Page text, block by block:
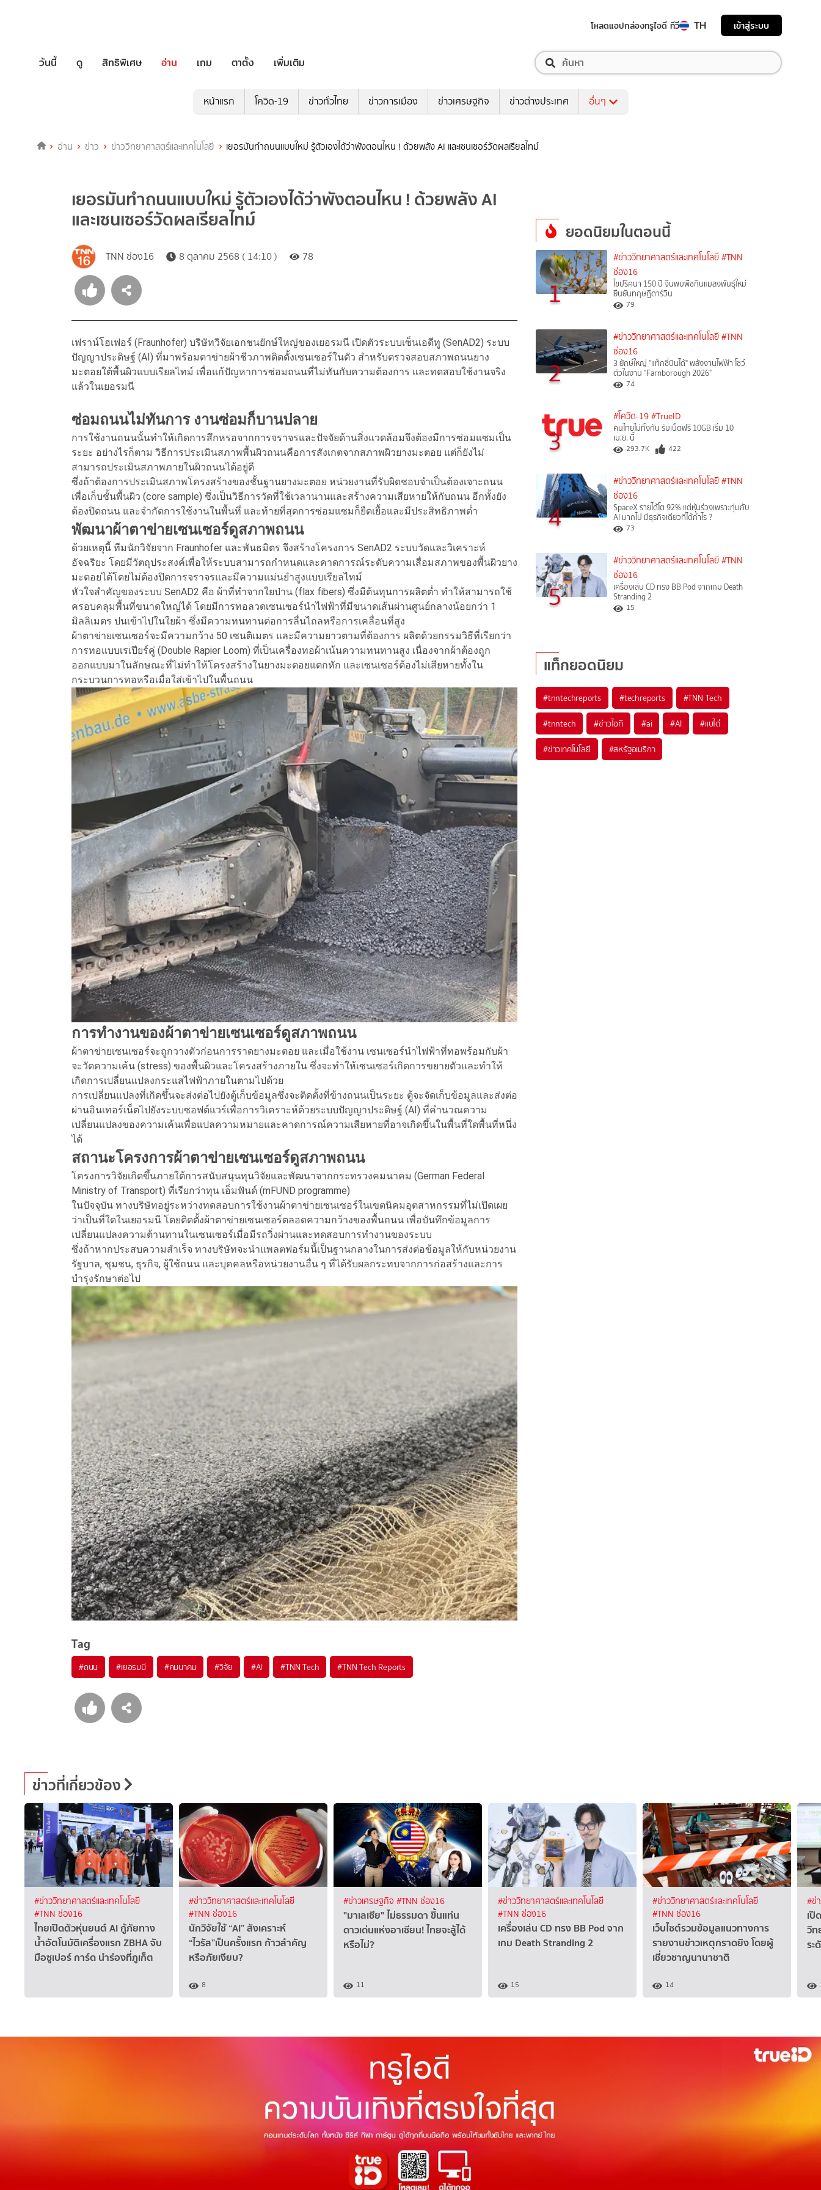
โหลดแอปกล่องทรูไอดี ทีวี TH เข้าสู่ระบบ
วันนี้ ดู สิทธิพิเศษ อ่าน เกม ตาตั้ง เพิ่มเติม
หน้าแรก โควิด-19 ข่าวทั่วไทย ข่าวการเมือง ข่าวเศรษฐกิจ ข่าวต่างประเทศ อื่นๆ
อ่าน ข่าว ข่าววิทยาศาสตร์และเทคโนโลยี เยอรมันทำถนนแบบใหม่ รู้ตัวเองได้ว่าพังตอนไหน ! ด้วยพลัง AI และเซนเซอร์วัดผลเรียลไทม์
เยอรมันทำถนนแบบใหม่ รู้ตัวเองได้ว่าพังตอนไหน ! ด้วยพลัง AI
และเซนเซอร์วัดผลเรียลไทม์
TNN ช่อง16 8 ตุลาคม 2568 ( 14:10 ) 78
เฟราน์โฮเฟอร์ (Fraunhofer) บริษัทวิจัยเอกชนยักษ์ใหญ่ของเยอรมนี เปิดตัวระบบเซ็นเอดีทู (SenAD2) ระบบ
ปัญญาประดิษฐ์ (AI) ที่มาพร้อมตาข่ายผ้าชีวภาพติดตั้งเซนเซอร์ในตัว สำหรับตรวจสอบสภาพถนนยาง
มะตอยใต้พื้นผิวแบบเรียลไทม์ เพื่อแก้ปัญหาการซ่อมถนนที่ไม่ทันกับความต้องการ และทดสอบใช้งานจริง
แล้วในเยอรมนี
ซ่อมถนนไม่ทันการ งานซ่อมก็บานปลาย
การใช้งานถนนนั้นทำให้เกิดการสึกหรอจากการจราจรและปัจจัยด้านสิ่งแวดล้อมจึงต้องมีการซ่อมแซมเป็น
ระยะ อย่างไรก็ตาม วิธีการประเมินสภาพพื้นผิวถนนคือการสังเกตจากสภาพผิวยางมะตอย แต่ก็ยังไม่
สามารถประเมินสภาพภายในผิวถนนได้อยู่ดี
ซึ่งถ้าต้องการประเมินสภาพโครงสร้างของชั้นฐานยางมะตอย หน่วยงานที่รับผิดชอบจำเป็นต้องเจาะถนน
เพื่อเก็บชั้นพื้นผิว (core sample) ซึ่งเป็นวิธีการวัดที่ใช้เวลานานและสร้างความเสียหายให้กับถนน อีกทั้งยัง
ต้องปิดถนน และจำกัดการใช้งานในพื้นที่ และท้ายที่สุดการซ่อมแซมก็ยืดเยื้อและมีประสิทธิภาพต่ำ
พัฒนาผ้าตาข่ายเซนเซอร์ดูสภาพถนน
ด้วยเหตุนี้ ทีมนักวิจัยจาก Fraunhofer และพันธมิตร จึงสร้างโครงการ SenAD2 ระบบวัดและวิเคราะห์
อัจฉริยะ โดยมีวัตถุประสงค์เพื่อให้ระบบสามารถกำหนดและคาดการณ์ระดับความเสื่อมสภาพของพื้นผิวยาง
มะตอยได้โดยไม่ต้องปิดการจราจรและมีความแม่นยำสูงแบบเรียลไทม์
หัวใจสำคัญของระบบ SenAD2 คือ ผ้าที่ทำจากใยป่าน (flax fibers) ซึ่งมีต้นทุนการผลิตต่ำ ทำให้สามารถใช้
ครอบคลุมพื้นที่ขนาดใหญ่ได้ โดยมีการทอลวดเซนเซอร์นำไฟฟ้าที่มีขนาดเส้นผ่านศูนย์กลางน้อยกว่า 1
มิลลิเมตร ปนเข้าไปในใยผ้า ซึ่งมีความทนทานต่อการลื่นไถลหรือการเคลื่อนที่สูง
ผ้าตาข่ายเซนเซอร์จะมีความกว้าง 50 เซนติเมตร และมีความยาวตามที่ต้องการ ผลิตด้วยกรรมวิธีที่เรียกว่า
การทอแบบเรเปียร์คู่ (Double Rapier Loom) ที่เป็นเครื่องทอผ้าเน้นความทนทานสูง เนื่องจากผ้าต้องถูก
ออกแบบมาในลักษณะที่ไม่ทำให้โครงสร้างในยางมะตอยแตกหัก และเซนเซอร์ต้องไม่เสียหายทั้งใน
กระบวนการทอหรือเมื่อใส่เข้าไปในพื้นถนน
การทำงานของผ้าตาข่ายเซนเซอร์ดูสภาพถนน
ผ้าตาข่ายเซนเซอร์จะถูกวางตัวก่อนการราดยางมะตอย และเมื่อใช้งาน เซนเซอร์นำไฟฟ้าที่ทอพร้อมกับผ้า
จะวัดความเค้น (stress) ของพื้นผิวและโครงสร้างภายใน ซึ่งจะทำให้เซนเซอร์เกิดการขยายตัวและทำให้
เกิดการเปลี่ยนแปลงกระแสไฟฟ้าภายในตามไปด้วย
การเปลี่ยนแปลงที่เกิดขึ้นจะส่งต่อไปยังตู้เก็บข้อมูลซึ่งจะติดตั้งที่ข้างถนนเป็นระยะ ตู้จะจัดเก็บข้อมูลและส่งต่อ
ผ่านอินเทอร์เน็ตไปยังระบบซอฟต์แวร์เพื่อการวิเคราะห์ด้วยระบบปัญญาประดิษฐ์ (AI) ที่คำนวณความ
เปลี่ยนแปลงของความเค้นเพื่อแปลความหมายและคาดการณ์ความเสียหายที่อาจเกิดขึ้นในพื้นที่ใดพื้นที่หนึ่ง
ได้
สถานะโครงการผ้าตาข่ายเซนเซอร์ดูสภาพถนน
โครงการวิจัยเกิดขึ้นภายใต้การสนับสนุนทุนวิจัยและพัฒนาจากกระทรวงคมนาคม (German Federal
Ministry of Transport) ที่เรียกว่าทุน เอ็มฟันด์ (mFUND programme)
ในปัจจุบัน ทางบริษัทอยู่ระหว่างทดสอบการใช้งานผ้าตาข่ายเซนเซอร์ในเขตนิคมอุตสาหกรรมที่ไม่เปิดเผย
ว่าเป็นที่ใดในเยอรมนี โดยติดตั้งผ้าตาข่ายเซนเซอร์ตลอดความกว้างของพื้นถนน เพื่อบันทึกข้อมูลการ
เปลี่ยนแปลงความต้านทานในเซนเซอร์เมื่อมีรถวิ่งผ่านและทดสอบการทำงานของระบบ
ซึ่งถ้าหากประสบความสำเร็จ ทางบริษัทจะนำแพลตฟอร์มนี้เป็นฐานกลางในการส่งต่อข้อมูลให้กับหน่วยงาน
รัฐบาล, ชุมชน, ธุรกิจ, ผู้ใช้ถนน และบุคคลหรือหน่วยงานอื่น ๆ ที่ได้รับผลกระทบจากการก่อสร้างและการ
บำรุงรักษาต่อไป
Tag
#ถนน #เยอรมนี #คมนาคม #วิจัย #AI #TNN Tech #TNN Tech Reports
ยอดนิยมในตอนนี้
1
#ข่าววิทยาศาสตร์และเทคโนโลยี #TNN
ช่อง16
ไขปริศนา 150 ปี จีนพบพืชกินแมลงพันธุ์ใหม่
ยืนยันทฤษฎีดาร์วิน
79
2
#ข่าววิทยาศาสตร์และเทคโนโลยี #TNN
ช่อง16
3 ยักษ์ใหญ่ "แท็กซี่บินได้" พลังงานไฟฟ้า โชว์
ตัวในงาน "Farnborough 2026"
74
3
#โควิด-19 #TrueID
คนไทยไม่ทิ้งกัน รับเน็ตฟรี 10GB เริ่ม 10
เม.ย. นี้
293.7K 422
4
#ข่าววิทยาศาสตร์และเทคโนโลยี #TNN
ช่อง16
SpaceX รายได้โต 92% แต่หุ้นร่วงเพราะทุ่มกับ
AI มากไป มีธุรกิจเดียวที่ได้กำไร ?
73
5
#ข่าววิทยาศาสตร์และเทคโนโลยี #TNN
ช่อง16
เครื่องเล่น CD ทรง BB Pod จากเกม Death
Stranding 2
15
แท็กยอดนิยม
#tnntechreports #techreports #TNN Tech
#tnntech #ข่าวไอที #ai #AI #แบไต๋
#ข่าวเทคโนโลยี #สหรัฐอเมริกา
ข่าวที่เกี่ยวข้อง
#ข่าววิทยาศาสตร์และเทคโนโลยี
#TNN ช่อง16
ไทยเปิดตัวหุ่นยนต์ AI กู้ภัยทาง
น้ำอัตโนมัติเครื่องแรก ZBHA จับ
มือซูเปอร์ การ์ด นำร่องที่ภูเก็ต
#ข่าววิทยาศาสตร์และเทคโนโลยี
#TNN ช่อง16
นักวิจัยใช้ “AI” สังเคราะห์
“ไวรัส”เป็นครั้งแรก ก้าวสำคัญ
หรือภัยเงียบ?
8
#ข่าวเศรษฐกิจ #TNN ช่อง16
"มาเลเซีย" ไม่ธรรมดา ขึ้นแท่น
ดาวเด่นแห่งอาเซียน! ไทยจะสู้ได้
หรือไม่?
11
#ข่าววิทยาศาสตร์และเทคโนโลยี
#TNN ช่อง16
เครื่องเล่น CD ทรง BB Pod จาก
เกม Death Stranding 2
15
#ข่าววิทยาศาสตร์และเทคโนโลยี
#TNN ช่อง16
เว็บไซต์รวมข้อมูลแนวทางการ
รายงานข่าวเหตุกราดยิง โดยผู้
เชี่ยวชาญนานาชาติ
14
#ข่
เปิ
วิ
ระ